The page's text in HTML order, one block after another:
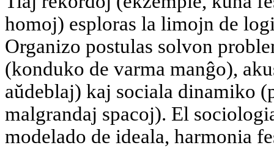
homoj) esploras la limojn de
Organizo postulas solvon
(konduko de varma manĝo),
aŭdeblaj) kaj sociala dinamiko
malgrandaj spacoj). El
modelado de ideala, harmonia